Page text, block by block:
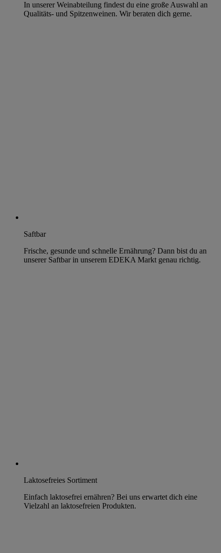
In unserer Weinabteilung findest du eine große Auswahl an
Qualitäts- und Spitzenweinen. Wir beraten dich gerne.
Saftbar
Frische, gesunde und schnelle Ernährung? Dann bist du an
unserer Saftbar in unserem EDEKA Markt genau richtig.
Laktosefreies Sortiment
Einfach laktosefrei ernähren? Bei uns erwartet dich eine
Vielzahl an laktosefreien Produkten.